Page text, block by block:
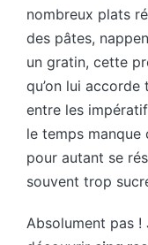
nombreux plats
des pâtes,
un gratin, cette
qu’on lui
entre les
le temps manque
pour autant se
souvent trop
Absolument pas !